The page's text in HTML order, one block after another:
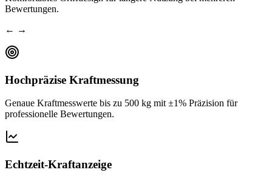
Bewertungen.
← →
Hochpräzise Kraftmessung
Genaue Kraftmesswerte bis zu 500 kg mit ±1% Präzision für
professionelle Bewertungen.
Echtzeit-Kraftanzeige